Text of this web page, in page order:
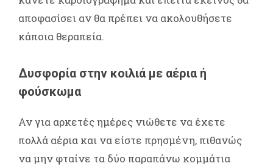
αποφασίσει αν θα πρέπει να ακολουθήσετε
κάποια θεραπεία.
Δυσφορία στην κοιλιά με αέρια ή
φούσκωμα
Αν για αρκετές ημέρες νιώθετε να έχετε
πολλά αέρια και να είστε πρησμένη, πιθανώς
να μην φταίνε τα δύο παραπάνω κομμάτια